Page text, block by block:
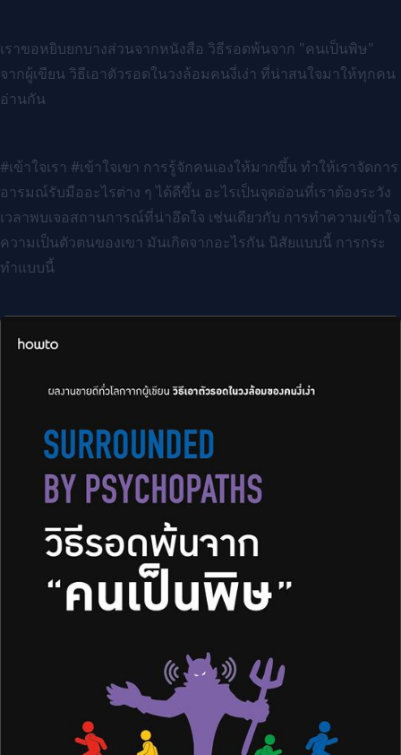
เราขอหยิบยกบางส่วนจากหนังสือ วิธีรอดพ้นจาก "คนเป็นพิษ"
จากผู้เขียน วิธีเอาตัวรอดในวงล้อมคนงี่เง่า ที่น่าสนใจมาให้ทุกคน
อ่านกัน
#เข้าใจเรา #เข้าใจเขา การรู้จักคนเองให้มากขึ้น ทำให้เราจัดการ
อารมณ์รับมืออะไรต่าง ๆ ได้ดีขึ้น อะไรเป็นจุดอ่อนที่เราต้องระวัง
เวลาพบเจอสถานการณ์ที่น่าอึดใจ เช่นเดียวกับ การทำความเข้าใจ
ความเป็นตัวตนของเขา มันเกิดจากอะไรกัน นิสัยแบบนี้ การกระ
ทำแบบนี้